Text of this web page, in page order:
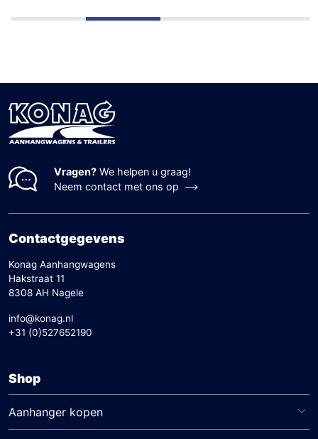
Vragen? We helpen u graag!
Neem contact met ons op
Contactgegevens
Konag Aanhangwagens
Hakstraat 11
8308 AH Nagele
info@konag.nl
+31 (0)527652190
Shop
Aanhanger kopen